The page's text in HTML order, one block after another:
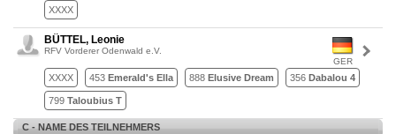
XXXX
GER
BÜTTEL, Leonie
RFV Vorderer Odenwald e.V.
XXXX 453 Emerald's Ella 888 Elusive Dream 356 Dabalou 4
799 Taloubius T
C - NAME DES TEILNEHMERS